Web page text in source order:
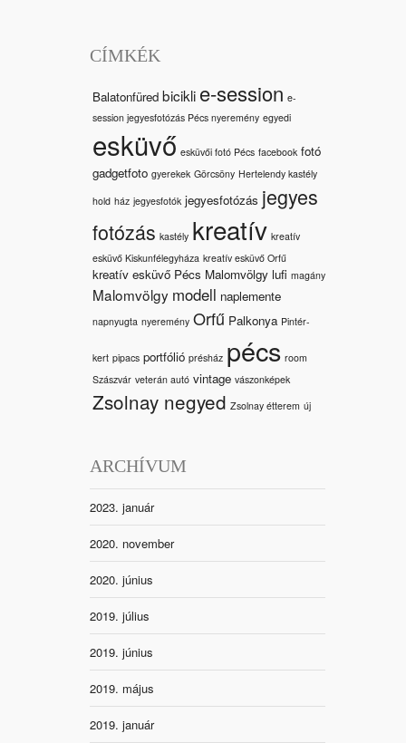
CÍMKÉK
Balatonfüred bicikli e-session e-
session jegyesfotózás Pécs nyeremény egyedi
esküvő esküvői fotó Pécs facebook fotó
gadgetfoto gyerekek Görcsöny Hertelendy kastély
hold ház jegyesfotók jegyesfotózás jegyes
fotózás kastély kreatív kreatív
esküvő Kiskunfélegyháza kreatív esküvő Orfű
kreatív esküvő Pécs Malomvölgy lufi magány
Malomvölgy modell naplemente
napnyugta nyeremény Orfű Palkonya Pintér-
kert pipacs portfólió présház pécs room
Szászvár veterán autó vintage vászonképek
Zsolnay negyed Zsolnay étterem új
ARCHÍVUM
2023. január
2020. november
2020. június
2019. július
2019. június
2019. május
2019. január